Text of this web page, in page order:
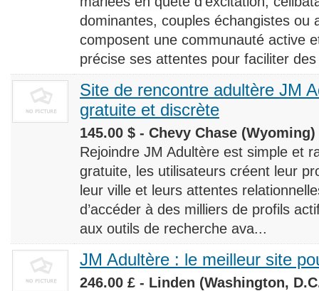
dominantes, couples échangistes ou
composent une communauté active
précise ses attentes pour faciliter
Site de rencontre adultère JM
gratuite et discrète
145.00 $ - Chevy Chase (Wyoming)
Rejoindre JM Adultère est simple et
gratuite, les utilisateurs créent leur
leur ville et leurs attentes
d’accéder à des milliers de profils
aux outils de recherche ava...
JM Adultère : le meilleur site
246.00 £ - Linden (Washington,